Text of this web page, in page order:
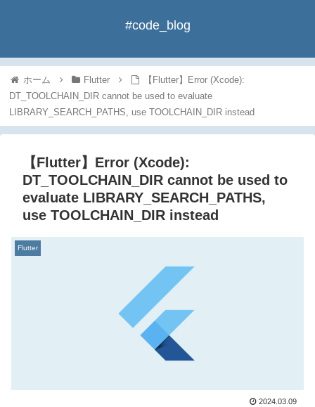
#code_blog
ホーム Flutter
【Flutter】Error (Xcode):
DT_TOOLCHAIN_DIR cannot be used to evaluate
LIBRARY_SEARCH_PATHS, use TOOLCHAIN_DIR instead
【Flutter】Error (Xcode):
DT_TOOLCHAIN_DIR cannot be used to
evaluate LIBRARY_SEARCH_PATHS,
use TOOLCHAIN_DIR instead
Flutter
2024.03.09